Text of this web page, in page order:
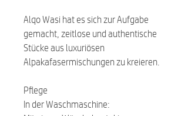
Alqo Wasi hat es sich zur Aufgabe
gemacht, zeitlose und authentische
Stücke aus luxuriösen
Alpakafasermischungen zu kreieren.
Pflege
In der Waschmaschine: